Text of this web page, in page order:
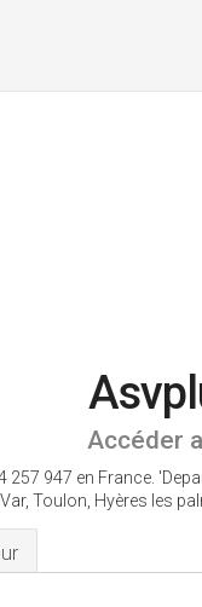
Accéder
257 947 en France.
Toulon, Hyères les